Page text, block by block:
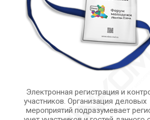
Электронная регистрация и
участников. Организация деловых
мероприятий подразумевает